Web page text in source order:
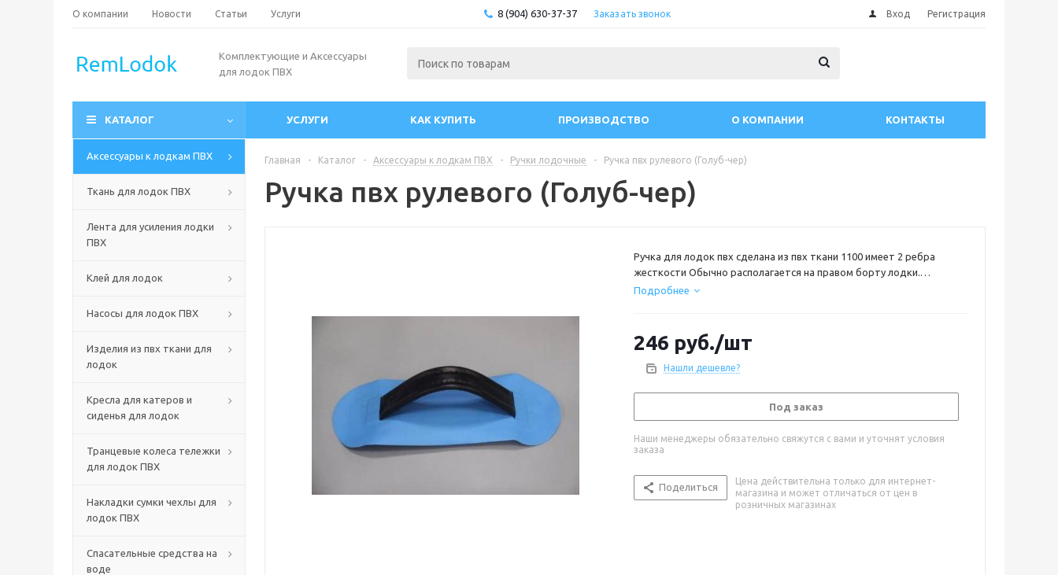
О компании Новости Статьи Услуги 8 (904) 630-37-37 Заказать звонок Вход Регистрация
Комплектующие и Аксессуары
для лодок ПВХ
КАТАЛОГ УСЛУГИ КАК КУПИТЬ ПРОИЗВОДСТВО О КОМПАНИИ КОНТАКТЫ
Аксессуары к лодкам ПВХ
Ткань для лодок ПВХ
Лента для усиления лодки
ПВХ
Клей для лодок
Насосы для лодок ПВХ
Изделия из пвх ткани для
лодок
Кресла для катеров и
сиденья для лодок
Транцевые колеса тележки
для лодок ПВХ
Накладки сумки чехлы для
лодок ПВХ
Спасательные средства на
воде
Главная - Каталог - Аксессуары к лодкам ПВХ - Ручки лодочные - Ручка пвх рулевого (Голуб-чер)
Ручка пвх рулевого (Голуб-чер)
Ручка для лодок пвх сделана из пвх ткани 1100 имеет 2 ребра
жесткости Обычно располагается на правом борту лодки.
Находясь в зоне досягаемости правой руки «рулевого», она дает
подложки 34х12см высота ручки 8см
Подробнее
246 руб./шт
Нашли дешевле?
Под заказ
Наши менеджеры обязательно свяжутся с вами и уточнят условия
заказа
Поделиться
Цена действительна только для интернет-
магазина и может отличаться от цен в
розничных магазинах